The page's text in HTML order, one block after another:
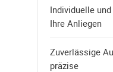
Individuelle
Ihre Anliegen
Zuverlässige
präzise